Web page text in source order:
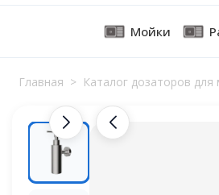
Мойки
Главная > Каталог дозаторов